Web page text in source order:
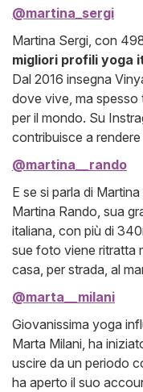
@martina_sergi
Martina Sergi, con
migliori profili yoga
Dal 2016 insegna
dove vive, ma spesso
per il mondo. Su
contribuisce a
@martina__rando
E se si parla di
Martina Rando, sua
italiana, con più di
sue foto viene ritratta
casa, per strada, al
@marta__milani
Giovanissima yoga
Marta Milani, ha
uscire da un periodo
ha aperto il suo